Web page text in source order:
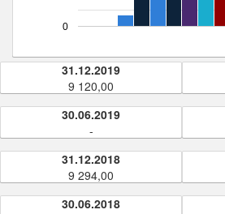
0
31.12.2019
9 120,00
30.06.2019
-
31.12.2018
9 294,00
30.06.2018